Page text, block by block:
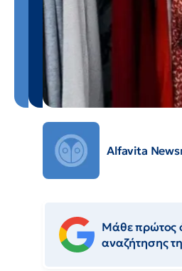
Alfavita
Μάθε πρώτος
αναζήτησης